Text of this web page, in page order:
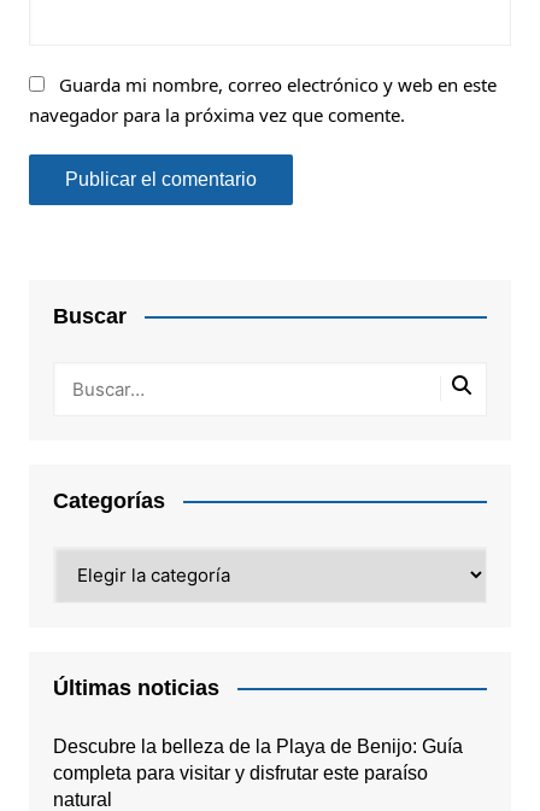
Guarda mi nombre, correo electrónico y web en este
navegador para la próxima vez que comente.
Buscar
Categorías
Últimas noticias
Descubre la belleza de la Playa de Benijo: Guía
completa para visitar y disfrutar este paraíso
natural